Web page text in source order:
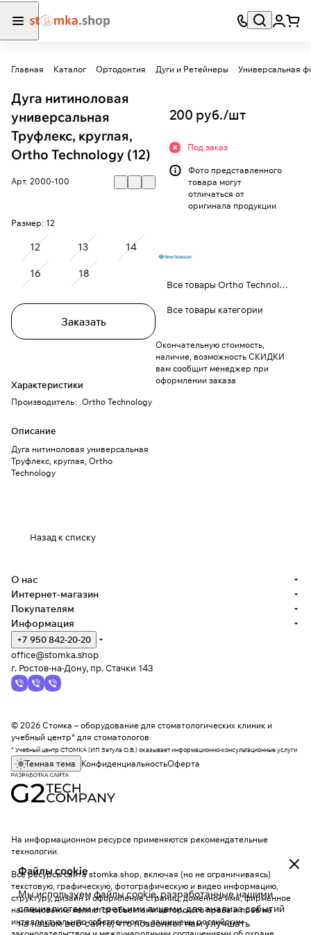
Главная Каталог Ортодонтия Дуги и Ретейнеры Универсальная
Дуга нитиноловая
универсальная
Труфлекс, круглая,
Ortho Technology (12)
Арт. 2000-100
Размер: 12
12 13 14
16 18
Заказать
Характеристики
Производитель: Ortho Technology
Описание
Дуга нитиноловая универсальная
Труфлекс, круглая, Ortho
Technology
200 руб./шт
Под заказ
Фото представленного
товара могут
отличаться от
оригинала продукции
Все товары Ortho Technology
Все товары категории
Окончательную стоимость,
наличие, возможность СКИДКИ
вам сообщит менеджер при
оформлении заказа
Назад к списку
Файлы cookie
Мы используем файлы cookie, разработанные нашими
специалистами и третьими лицами, для анализа событий
на нашем веб-сайте, что позволяет нам улучшать
О нас
Интернет-магазин
Покупателям
Информация
+7 950 842-20-20
office@stomka.shop
г. Ростов-на-Дону, пр. Стачки 143
© 2026 Стомка – оборудование для стоматологических клиник и
учебный центр* для стоматологов
* Учебный центр СТОМКА (ИП Затула О.В.) оказывает информационно-консультационные услуги
Темная тема КонфиденциальностьОферта
На информационном ресурсе применяются рекомендательные
технологии.
Все ресурсы сайта stomka.shop, включая (но не ограничиваясь)
текстовую, графическую, фотографическую и видео информацию,
структуру, дизайн и оформление страниц, доменное имя, фирменное
наименование являются объектами авторского права и прав на
интеллектуальную собственность, защищены российским